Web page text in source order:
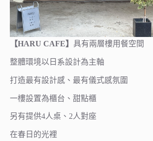
【HARU CAFE】 具有兩層樓用餐空間
整體環境以日系設計為主軸
打造最有設計感、最有儀式感氛圍
一樓設置為櫃台、甜點櫃
另有提供4人桌、2人對座
在春日的光裡